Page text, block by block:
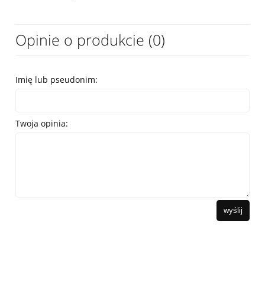
Opinie o produkcie (0)
Imię lub pseudonim:
Twoja opinia:
wyślij